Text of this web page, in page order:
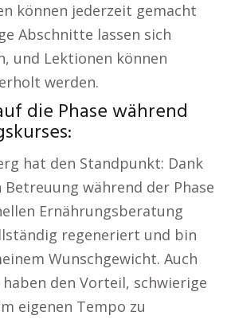
können jederzeit gemacht
Abschnitte lassen sich
und Lektionen können
werden.
die Phase während
hat den Standpunkt: Dank
während der Phase
Ernährungsberatung
regeneriert und bin
Wunschgewicht. Auch
den Vorteil, schwierige
eigenen Tempo zu